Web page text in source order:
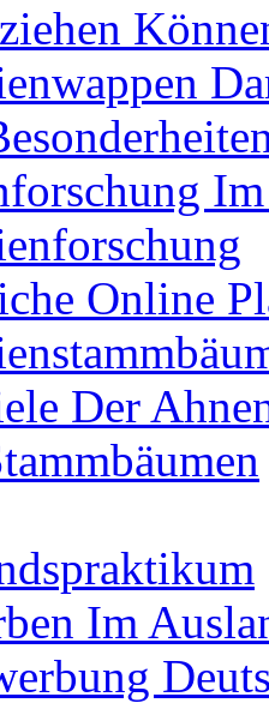
Online
Der
Im